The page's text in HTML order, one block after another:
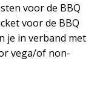
voor de BBQ
voor de BBQ
je in verband met
vega/of non-